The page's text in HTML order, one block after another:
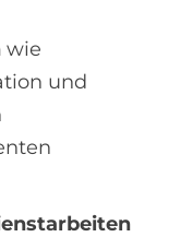
wie
und